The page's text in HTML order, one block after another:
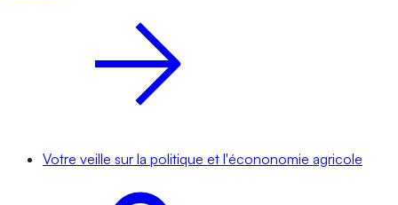
Votre veille sur la politique et l'écononomie agricole